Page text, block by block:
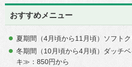
おすすめメニュー
夏期間（4月頃から11月頃）ソフト
冬期間（10月頃から4月頃）ダッチ
キ≫：850円から